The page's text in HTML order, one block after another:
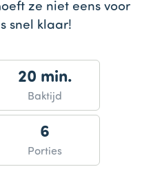
ze niet eens voor
snel klaar!
20 min.
Baktijd
6
Porties